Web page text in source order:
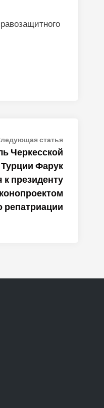
статьяСледующая
Черкесской
Фарук
президенту
репатриации